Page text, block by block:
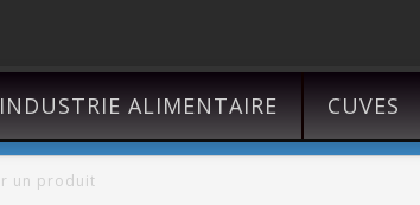
INDUSTRIE ALIMENTAIRE CUVES